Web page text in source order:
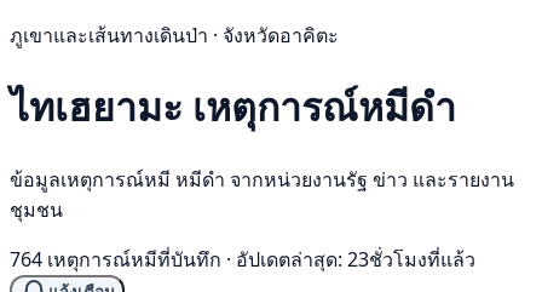
ภูเขาและเส้นทางเดินป่า · จังหวัดอาคิตะ
ไทเฮยามะ เหตุการณ์หมีดำ
ข้อมูลเหตุการณ์หมี หมีดำ จากหน่วยงานรัฐ ข่าว และรายงาน
ชุมชน
764 เหตุการณ์หมีที่บันทึก · อัปเดตล่าสุด: 23ชั่วโมงที่แล้ว